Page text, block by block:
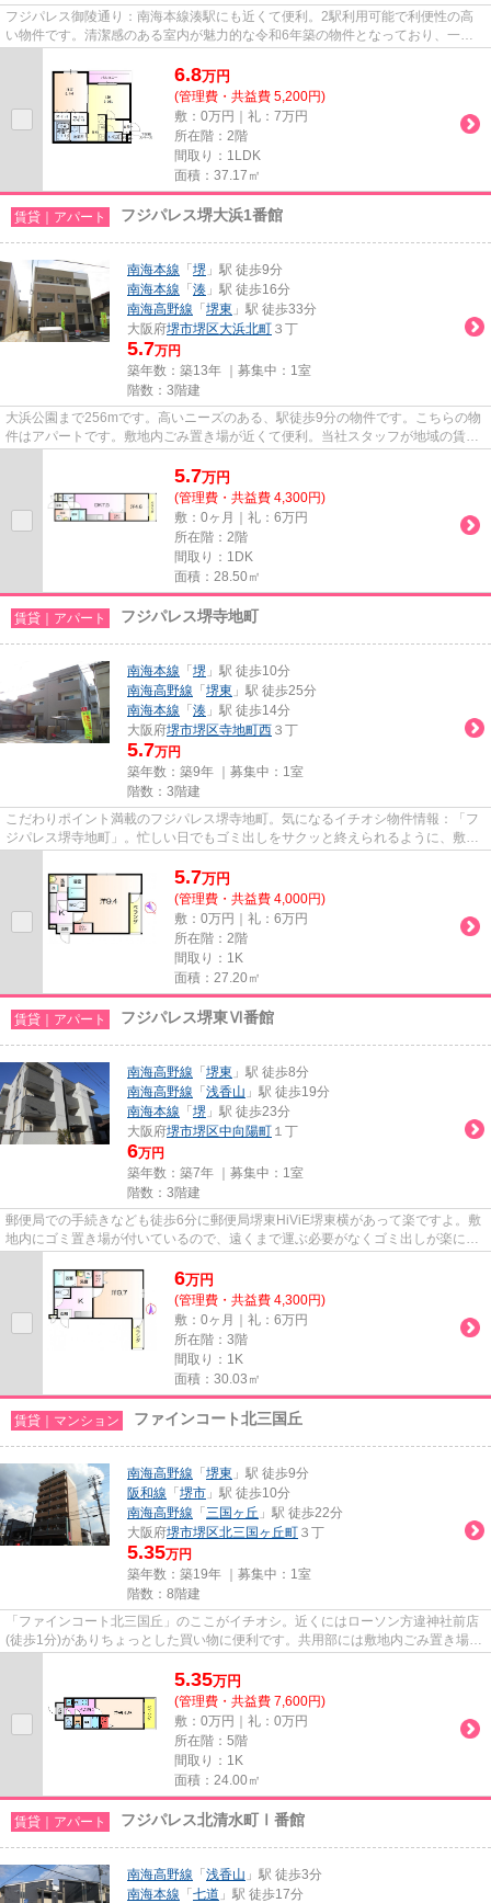
フジパレス御陵通り：南海本線湊駅にも近くて便利。2駅利用可能で利便性の高
い物件です。清潔感のある室内が魅力的な令和6年築の物件となっており、一押
6.8万円
(管理費・共益費 5,200円)
敷：0万円｜礼：7万円
所在階：2階
間取り：1LDK
面積：37.17㎡
賃貸｜アパート フジパレス堺大浜1番館
南海本線 「 堺 」駅 徒歩9分
南海本線 「 湊 」駅 徒歩16分
南海高野線 「 堺東 」駅 徒歩33分
大阪府堺市堺区大浜北町 ３丁
5.7万円
築年数：築13年 ｜募集中： 1室
階数：3階建
大浜公園まで256mです。高いニーズのある、駅徒歩9分の物件です。こちらの物
件はアパートです。敷地内ごみ置き場が近くて便利。当社スタッフが地域の賃貸
5.7万円
(管理費・共益費 4,300円)
敷：0ヶ月｜礼：6万円
所在階：2階
間取り：1DK
面積：28.50㎡
賃貸｜アパート フジパレス堺寺地町
南海本線 「 堺 」駅 徒歩10分
南海高野線 「 堺東 」駅 徒歩25分
南海本線 「 湊 」駅 徒歩14分
大阪府堺市堺区寺地町西 ３丁
5.7万円
築年数：築9年 ｜募集中： 1室
階数：3階建
こだわりポイント満載のフジパレス堺寺地町。気になるイチオシ物件情報：「フ
ジパレス堺寺地町」。忙しい日でもゴミ出しをサクッと終えられるように、敷地
5.7万円
(管理費・共益費 4,000円)
敷：0万円｜礼：6万円
所在階：2階
間取り：1K
面積：27.20㎡
賃貸｜アパート フジパレス堺東Ⅵ番館
南海高野線 「 堺東 」駅 徒歩8分
南海高野線 「 浅香山 」駅 徒歩19分
南海本線 「 堺 」駅 徒歩23分
大阪府堺市堺区中向陽町 １丁
6万円
築年数：築7年 ｜募集中： 1室
階数：3階建
郵便局での手続きなども徒歩6分に郵便局堺東HiViE堺東横があって楽ですよ。敷
地内にゴミ置き場が付いているので、遠くまで運ぶ必要がなくゴミ出しが楽にな
6万円
(管理費・共益費 4,300円)
敷：0ヶ月｜礼：6万円
所在階：3階
間取り：1K
面積：30.03㎡
賃貸｜マンション ファインコート北三国丘
南海高野線 「 堺東 」駅 徒歩9分
阪和線 「 堺市 」駅 徒歩10分
南海高野線 「 三国ヶ丘 」駅 徒歩22分
大阪府堺市堺区北三国ヶ丘町 ３丁
5.35万円
築年数：築19年 ｜募集中： 1室
階数：8階建
「ファインコート北三国丘」のここがイチオシ。近くにはローソン方違神社前店
(徒歩1分)がありちょっとした買い物に便利です。共用部には敷地内ごみ置き場・
5.35万円
(管理費・共益費 7,600円)
敷：0万円｜礼：0万円
所在階：5階
間取り：1K
面積：24.00㎡
賃貸｜アパート フジパレス北清水町Ⅰ番館
南海高野線 「 浅香山 」駅 徒歩3分
南海本線 「 七道 」駅 徒歩17分